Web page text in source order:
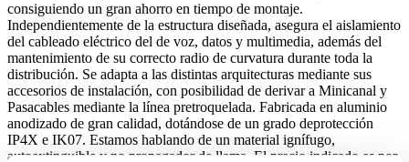
consiguiendo un gran ahorro en tiempo de montaje.
Independientemente de la estructura diseñada, asegura el aislamiento
del cableado eléctrico del de voz, datos y multimedia, además del
mantenimiento de su correcto radio de curvatura durante toda la
distribución. Se adapta a las distintas arquitecturas mediante sus
accesorios de instalación, con posibilidad de derivar a Minicanal y
Pasacables mediante la línea pretroquelada. Fabricada en aluminio
anodizado de gran calidad, dotándose de un grado deprotección
IP4X e IK07. Estamos hablando de un material ignífugo,
autoextinguible y no propagador de llama. El precio indicado es por